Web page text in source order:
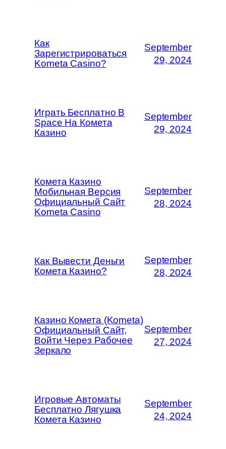
Как
Зарегистрироваться
Kometa Casino?
September
29, 2024
Играть Бесплатно В
Space На Комета
Казино
September
29, 2024
Комета Казино
Мобильная Версия
Официальный Сайт
Kometa Casino
September
28, 2024
Как Вывести Деньги
Комета Казино?
September
28, 2024
Казино Комета (Kometa)
Официальный Сайт,
Войти Через Рабочее
Зеркало
September
27, 2024
Игровые Автоматы
Бесплатно Лягушка
Комета Казино
September
24, 2024